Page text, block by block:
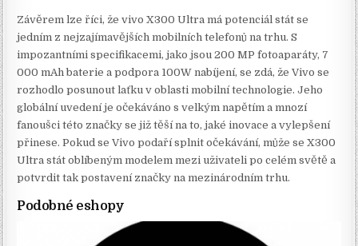
Závěrem lze říci, že vivo X300 Ultra má potenciál stát se
jedním z nejzajímavějších mobilních telefonů na trhu. S
impozantními specifikacemi, jako jsou 200 MP fotoaparáty, 7
000 mAh baterie a podpora 100W nabíjení, se zdá, že Vivo se
rozhodlo posunout laťku v oblasti mobilní technologie. Jeho
globální uvedení je očekáváno s velkým napětím a mnozí
fanoušci této značky se již těší na to, jaké inovace a vylepšení
přinese. Pokud se Vivo podaří splnit očekávání, může se X300
Ultra stát oblíbeným modelem mezi uživateli po celém světě a
potvrdit tak postavení značky na mezinárodním trhu.
Podobné eshopy